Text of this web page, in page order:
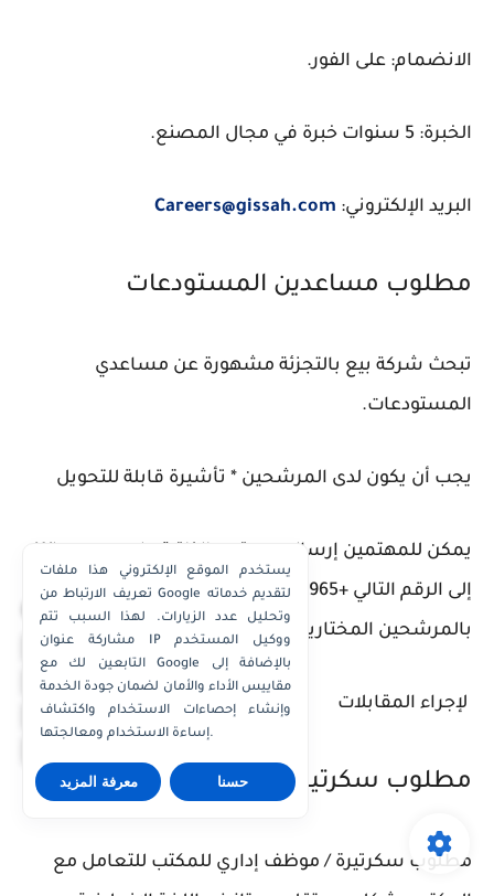
الانضمام: على الفور.
الخبرة: 5 سنوات خبرة في مجال المصنع.
البريد الإلكتروني: Careers@gissah.com
مطلوب مساعدين المستودعات
تبحث شركة بيع بالتجزئة مشهورة عن مساعدي
المستودعات.
يجب أن يكون لدى المرشحين * تأشيرة قابلة للتحويل
إلى الرقم التالي +965 60919315 سيتم الاتصال
بالمرشحين المختارين
لإجراء المقابلات
مطلوب سكرتير / موظف اداري للمكتب
مطلوب سكرتيرة / موظف إداري للمكتب للتعامل مع
واتساب الكويت
واتساب قطر
واتساب عُمان
يستخدم الموقع الإلكتروني هذا ملفات
تعريف الارتباط من Google لتقديم خدماته
وتحليل عدد الزيارات. لهذا السبب تتم
مشاركة عنوان IP ووكيل المستخدم
التابعين لك مع Google بالإضافة إلى
مقاييس الأداء والأمان لضمان جودة الخدمة
وإنشاء إحصاءات الاستخدام واكتشاف
إساءة الاستخدام ومعالجتها.
معرفة المزيد حسنا